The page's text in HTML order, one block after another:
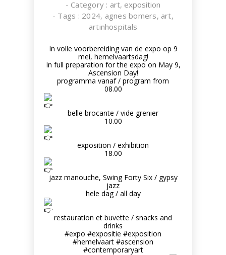
- Category : art, exposition
- Tags : 2024, agnes bomers, art,
artinhospitals
In volle voorbereiding van de expo op 9
mei, hemelvaartsdag!
In full preparation for the expo on May 9,
Ascension Day!
programma vanaf / program from
08.00
belle brocante / vide grenier
10.00
exposition / exhibition
18.00
jazz manouche, Swing Forty Six / gypsy
jazz
hele dag / all day
restauration et buvette / snacks and
drinks
#expo #expositie #exposition
#hemelvaart #ascension
#contemporaryart